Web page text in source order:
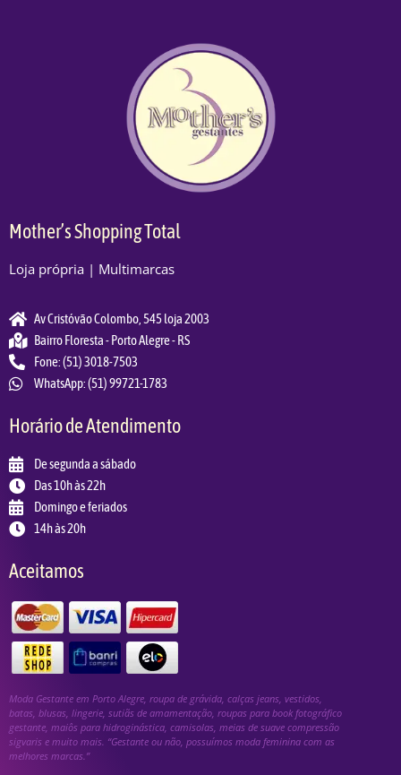
Mother’s Shopping Total
Loja própria | Multimarcas
Av Cristóvão Colombo, 545 loja 2003
Bairro Floresta - Porto Alegre - RS
Fone: (51) 3018-7503
WhatsApp: (51) 99721-1783
Horário de Atendimento
De segunda a sábado
Das 10h às 22h
Domingo e feriados
14h às 20h
Aceitamos
Moda Gestante em Porto Alegre, roupa de grávida, calças jeans, vestidos,
batas, blusas, lingerie, sutiãs de amamentação, roupas para book fotográfico
gestante, maiôs para hidroginástica, camisolas, meias de suave compressão
sigvaris e muito mais. “Gestante ou não, possuímos moda feminina com as
melhores marcas.”